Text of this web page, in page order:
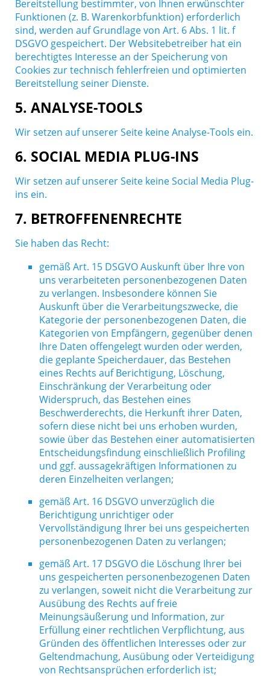
Bereitstellung bestimmter, von Ihnen erwünschter
Funktionen (z. B. Warenkorbfunktion) erforderlich
sind, werden auf Grundlage von Art. 6 Abs. 1 lit. f
DSGVO gespeichert. Der Websitebetreiber hat ein
berechtigtes Interesse an der Speicherung von
Cookies zur technisch fehlerfreien und optimierten
Bereitstellung seiner Dienste.
5. ANALYSE-TOOLS
Wir setzen auf unserer Seite keine Analyse-Tools ein.
6. SOCIAL MEDIA PLUG-INS
Wir setzen auf unserer Seite keine Social Media Plug-
ins ein.
7. BETROFFENENRECHTE
Sie haben das Recht:
gemäß Art. 15 DSGVO Auskunft über Ihre von
uns verarbeiteten personenbezogenen Daten
zu verlangen. Insbesondere können Sie
Auskunft über die Verarbeitungszwecke, die
Kategorie der personenbezogenen Daten, die
Kategorien von Empfängern, gegenüber denen
Ihre Daten offengelegt wurden oder werden,
die geplante Speicherdauer, das Bestehen
eines Rechts auf Berichtigung, Löschung,
Einschränkung der Verarbeitung oder
Widerspruch, das Bestehen eines
Beschwerderechts, die Herkunft ihrer Daten,
sofern diese nicht bei uns erhoben wurden,
sowie über das Bestehen einer automatisierten
Entscheidungsfindung einschließlich Profiling
und ggf. aussagekräftigen Informationen zu
deren Einzelheiten verlangen;
gemäß Art. 16 DSGVO unverzüglich die
Berichtigung unrichtiger oder
Vervollständigung Ihrer bei uns gespeicherten
personenbezogenen Daten zu verlangen;
gemäß Art. 17 DSGVO die Löschung Ihrer bei
uns gespeicherten personenbezogenen Daten
zu verlangen, soweit nicht die Verarbeitung zur
Ausübung des Rechts auf freie
Meinungsäußerung und Information, zur
Erfüllung einer rechtlichen Verpflichtung, aus
Gründen des öffentlichen Interesses oder zur
Geltendmachung, Ausübung oder Verteidigung
von Rechtsansprüchen erforderlich ist;